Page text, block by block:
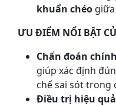
khuẩn chéo
ƯU ĐIỂM NỔI BẬT
Chẩn đoán
giúp xác định
chế sai sót trong
Điều trị hiệu